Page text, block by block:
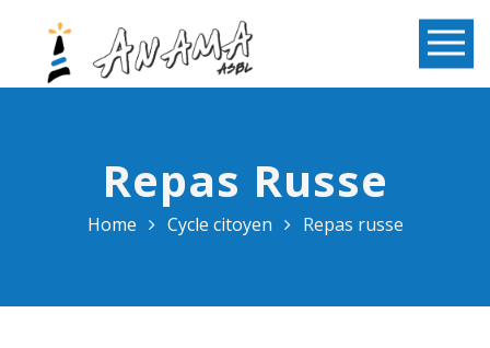
Repas Russe
Home Cycle citoyen Repas russe